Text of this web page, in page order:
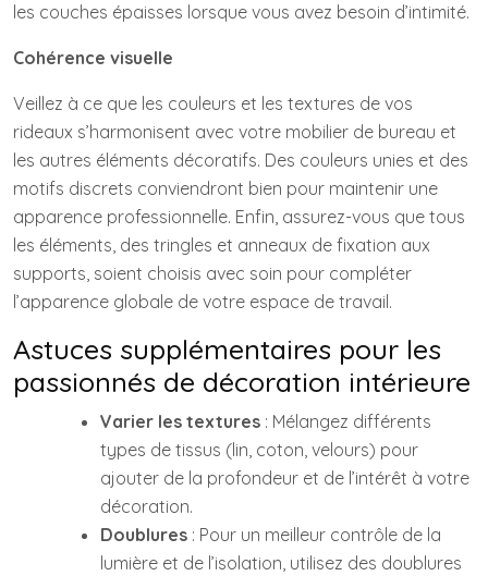
les couches épaisses lorsque vous avez besoin d’intimité.
Cohérence visuelle
Veillez à ce que les couleurs et les textures de vos
rideaux s’harmonisent avec votre mobilier de bureau et
les autres éléments décoratifs. Des couleurs unies et des
motifs discrets conviendront bien pour maintenir une
apparence professionnelle. Enfin, assurez-vous que tous
les éléments, des tringles et anneaux de fixation aux
supports, soient choisis avec soin pour compléter
l’apparence globale de votre espace de travail.
Astuces supplémentaires pour les
passionnés de décoration intérieure
Varier les textures : Mélangez différents
types de tissus (lin, coton, velours) pour
ajouter de la profondeur et de l’intérêt à votre
décoration.
Doublures : Pour un meilleur contrôle de la
lumière et de l’isolation, utilisez des doublures